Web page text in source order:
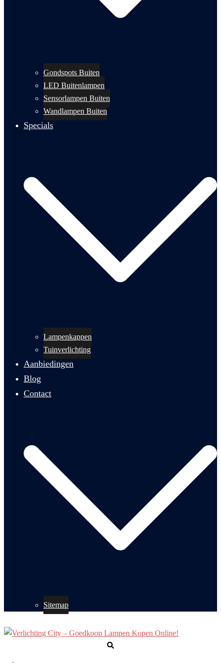
Gondspots Buiten
LED Buitenlampen
Sensorlampen Buiten
Wandlampen Buiten
Specials
Lampenkappen
Tuinverlichting
Aanbiedingen
Blog
Contact
Sitemap